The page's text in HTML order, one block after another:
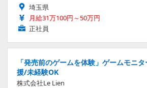
埼玉県
月給31万100円～50万円
正社員
「発売前のゲームを体験」ゲームモニ
援/未経験OK
株式会社Le Lien